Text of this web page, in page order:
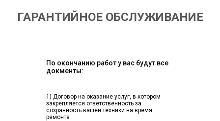
ГАРАНТИЙНОЕ ОБСЛУЖИВАНИЕ
По окончанию работ у вас будут все
докменты:
1) Договор на оказание услуг, в котором
закрепляется ответственность за
сохранность вашей техники на время
ремонта